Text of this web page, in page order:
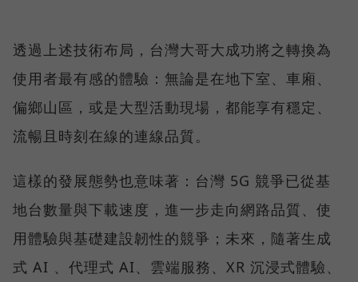
透過上述技術布局，台灣大哥大成功將之轉換為
使用者最有感的體驗：無論是在地下室、車廂、
偏鄉山區，或是大型活動現場，都能享有穩定、
流暢且時刻在線的連線品質。
這樣的發展態勢也意味著：台灣 5G 競爭已從基
地台數量與下載速度，進一步走向網路品質、使
用體驗與基礎建設韌性的競爭；未來，隨著生成
式 AI 、代理式 AI、雲端服務、XR 沉浸式體驗、